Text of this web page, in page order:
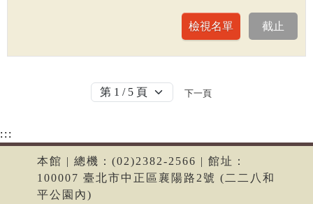
下一頁
:::
本館 | 總機：(02)2382-2566 | 館址：
100007 臺北市中正區襄陽路2號 (二二八和
平公園內)